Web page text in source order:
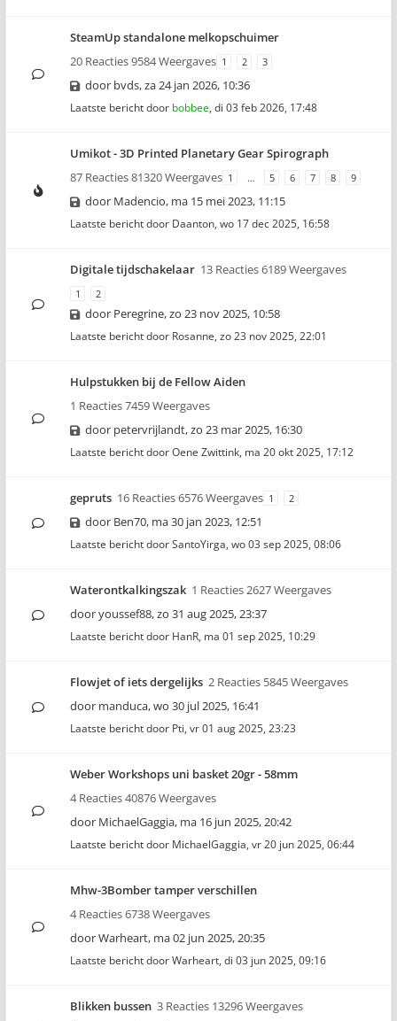
SteamUp standalone melkopschuimer
20 Reacties 9584 Weergaves 1 2 3
door bvds,za 24 jan 2026, 10:36
Laatste bericht door bobbee, di 03 feb 2026, 17:48
Umikot - 3D Printed Planetary Gear Spirograph
87 Reacties 81320 Weergaves 1 … 5 6 7 8 9
door Madencio, ma 15 mei 2023, 11:15
Laatste bericht door Daanton, wo 17 dec 2025, 16:58
Digitale tijdschakelaar 13 Reacties 6189 Weergaves
1 2
door Peregrine,zo 23 nov 2025, 10:58
Laatste bericht door Rosanne, zo 23 nov 2025, 22:01
Hulpstukken bij de Fellow Aiden
1 Reacties 7459 Weergaves
door petervrijlandt,zo 23 mar 2025, 16:30
Laatste bericht doorOene Zwittink, ma 20 okt 2025, 17:12
gepruts 16 Reacties 6576 Weergaves 1 2
door Ben70, ma 30 jan 2023, 12:51
Laatste bericht doorSantoYirga, wo 03 sep 2025, 08:06
Waterontkalkingszak 1 Reacties 2627 Weergaves
dooryoussef88,zo 31 aug 2025, 23:37
Laatste bericht door HanR, ma 01 sep 2025, 10:29
Flowjet of iets dergelijks 2 Reacties 5845 Weergaves
door manduca,wo 30 jul 2025, 16:41
Laatste bericht door Pti, vr 01 aug 2025, 23:23
Weber Workshops uni basket 20gr - 58mm
4 Reacties 40876 Weergaves
door MichaelGaggia, ma 16 jun 2025, 20:42
Laatste bericht door MichaelGaggia, vr 20 jun 2025, 06:44
Mhw-3Bomber tamper verschillen
4 Reacties 6738 Weergaves
doorWarheart, ma 02 jun 2025, 20:35
Laatste bericht doorWarheart, di 03 jun 2025, 09:16
Blikken bussen 3 Reacties 13296 Weergaves